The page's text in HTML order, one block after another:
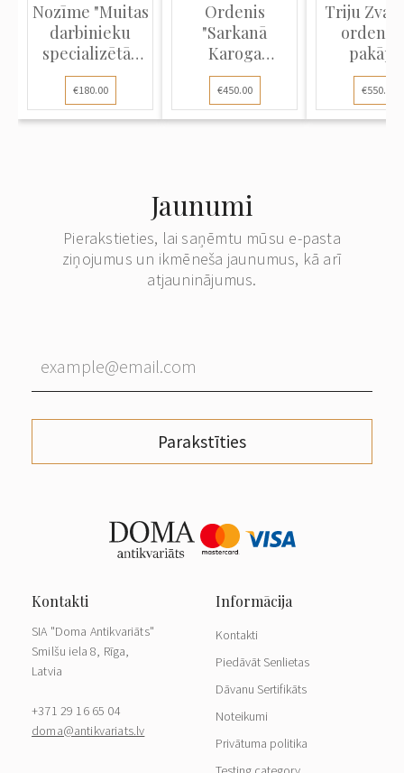
Nozīme "Muitas
darbinieku
specializētās
profe...
€180.00
Ordenis
"Sarkanā
Karoga
ordenis"
€450.00
Triju
ordenis
€550.00
Jaunumi
Pierakstieties, lai saņēmtu mūsu e-pasta
ziņojumus un ikmēneša jaunumus, kā arī
atjauninājumus.
Parakstīties
SIA "Doma Antikvariāts"
Smilšu iela 8, Rīga,
Latvia
+371 29 16 65 04
doma@antikvariats.lv
Kontakti
Piedāvāt Senlietas
Dāvanu Sertifikāts
Noteikumi
Privātuma politika